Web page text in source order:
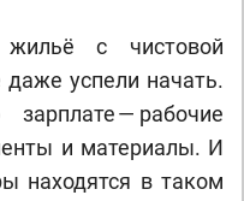
жильё с чистовой
успели начать.
— рабочие
и материалы. И
находятся в таком